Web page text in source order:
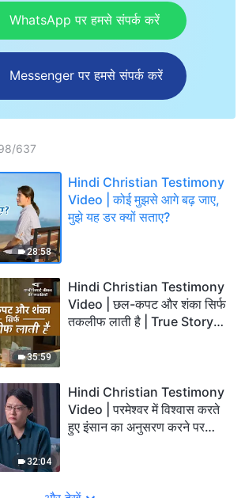
WhatsApp पर हमसे संपर्क करें
Messenger पर हमसे संपर्क करें
/637
28:58
Hindi Christian Testimony
Video | कोई मुझसे आगे बढ़ जाए,
मुझे यह डर क्यों सताए?
35:59
Hindi Christian Testimony
Video | छल-कपट और शंका सिर्फ
तकलीफ लाती है | True Story
32:04
Hindi Christian Testimony
Video | परमेश्वर में विश्वास करते
हुए इंसान का अनुसरण करने पर